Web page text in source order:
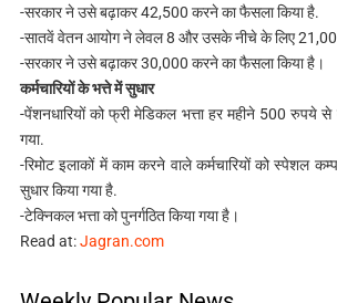
-सरकार ने उसे बढ़ाकर 42,500 करने का फैसला किया है.
-सातवें वेतन आयोग ने लेवल 8 और उसके नीचे के लिए 21,000
-सरकार ने उसे बढ़ाकर 30,000 करने का फैसला किया है।
कर्मचारियों के भत्ते में सुधार
-पेंशनधारियों को फ्री मेडिकल भत्ता हर महीने 500 रुपये
गया.
-रिमोट इलाकों में काम करने वाले कर्मचारियों को स्पेशल
सुधार किया गया है.
-टेक्निकल भत्ता को पुनर्गठित किया गया है।
Read at:Jagran.com